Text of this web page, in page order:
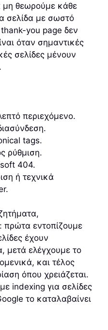
μη θεωρούμε κάθε
σελίδα με σωστό
you page δεν
όταν σημαντικές
σελίδες μένουν
περιεχόμενο.
tags.
ρύθμιση.
404.
ή τεχνικά
πρώτα εντοπίζουμε
έχουν
μετά ελέγχουμε το
και τέλος
όπου χρειάζεται.
indexing για σελίδες
το καταλαβαίνει